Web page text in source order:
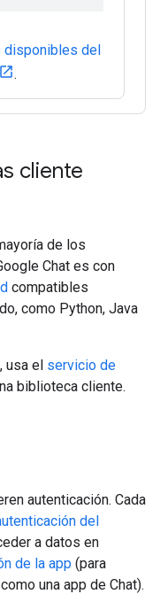
disponibles del
.
cliente
de los
Chat es con
compatibles
como Python, Java
usa el servicio de
biblioteca cliente.
autenticación. Cada
del
a datos en
de la app (para
una app de Chat).